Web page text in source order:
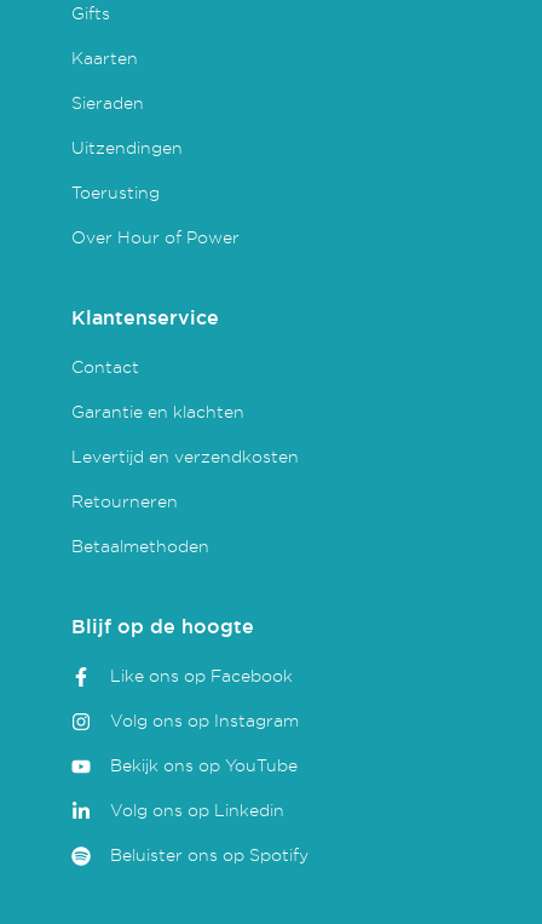
Gifts
Kaarten
Sieraden
Uitzendingen
Toerusting
Over Hour of Power
Klantenservice
Contact
Garantie en klachten
Levertijd en verzendkosten
Retourneren
Betaalmethoden
Blijf op de hoogte
Like ons op Facebook
Volg ons op Instagram
Bekijk ons op YouTube
Volg ons op Linkedin
Beluister ons op Spotify